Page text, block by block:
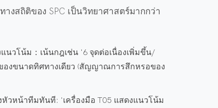
างสถิติของ SPC เป็นวิทยาศาสตร์มากกว่า
นวโน้ม： เน้นกฎเช่น '6 จุดต่อเนื่องเพิ่มขึ้น/
องขนาดทิศทางเดียว (สัญญาณการสึกหรอของ
หัวหน้าทีมทันที: 'เครื่องมือ T05 แสดงแนวโน้ม